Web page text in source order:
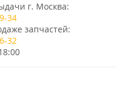
г. Москва:
34
запчастей:
32